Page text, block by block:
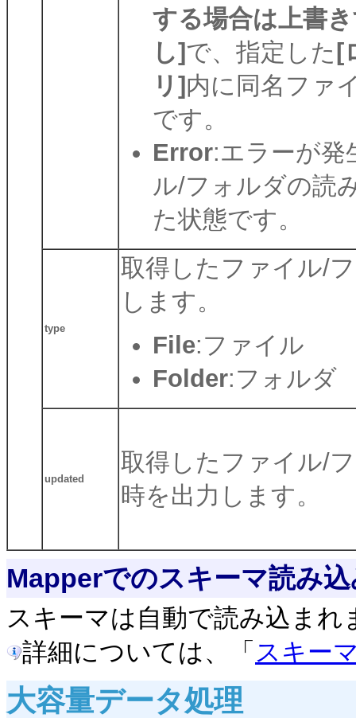
する場合は上書
し]で、指定した [
リ] 内に同名ファ
です。
Error:エラーが発
ル/フォルダの読
た状態です。
type
取得したファイル/
します。
File:ファイル
Folder:フォルダ
updated
取得したファイル/
時を出力します。
Mapperでのスキーマ読み
スキーマは自動で読み込まれ
詳細については、「 スキー
大容量データ処理